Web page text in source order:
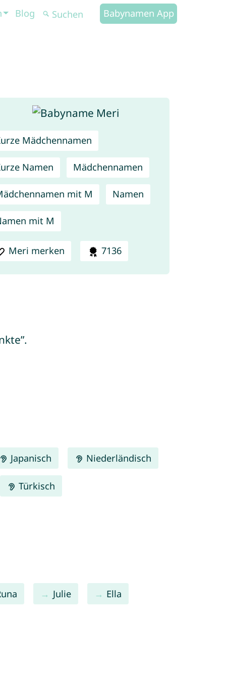
Blog Babynamen App
Mädchennamen
Namen Mädchennamen
mit M Namen
mit M
Meri merken 7136
Japanisch Niederländisch
Türkisch
Julie Ella